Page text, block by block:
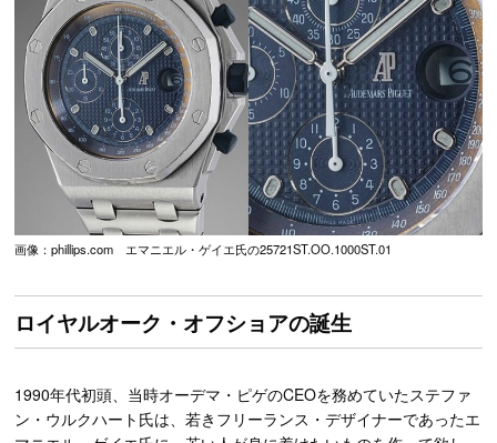
画像：phillips.com エマニエル・ゲイエ氏の25721ST.OO.1000ST.01
ロイヤルオーク・オフショアの誕生
1990年代初頭、当時オーデマ・ピゲのCEOを務めていたステファ
ン・ウルクハート氏は、若きフリーランス・デザイナーであったエ